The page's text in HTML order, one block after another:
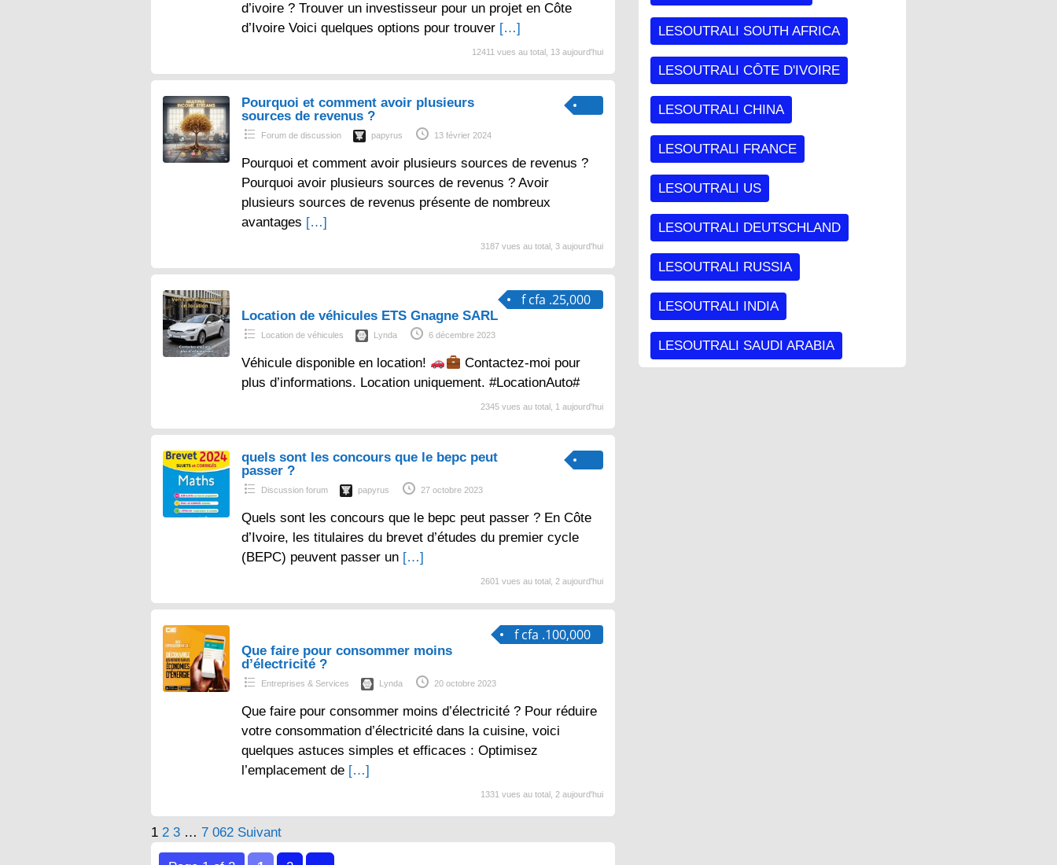
d’ivoire ? Trouver un investisseur pour un projet en Côte
d’Ivoire Voici quelques options pour trouver […]
12411 vues au total, 13 aujourd'hui
Pourquoi et comment avoir plusieurs
sources de revenus ?
Forum de discussion papyrus 13 février 2024
Pourquoi et comment avoir plusieurs sources de revenus ?
Pourquoi avoir plusieurs sources de revenus ? Avoir
plusieurs sources de revenus présente de nombreux
avantages […]
3187 vues au total, 3 aujourd'hui
f cfa .25,000
Location de véhicules ETS Gnagne SARL
Location de véhicules Lynda 6 décembre 2023
Véhicule disponible en location!
Contactez-moi pour
plus d’informations. Location uniquement. #LocationAuto#
2345 vues au total, 1 aujourd'hui
quels sont les concours que le bepc peut
passer ?
Discussion forum papyrus 27 octobre 2023
Quels sont les concours que le bepc peut passer ? En Côte
d’Ivoire, les titulaires du brevet d’études du premier cycle
(BEPC) peuvent passer un […]
2601 vues au total, 2 aujourd'hui
f cfa .100,000
Que faire pour consommer moins
d’électricité ?
Entreprises & Services Lynda 20 octobre 2023
Que faire pour consommer moins d’électricité ? Pour réduire
votre consommation d’électricité dans la cuisine, voici
quelques astuces simples et efficaces : Optimisez
l’emplacement de […]
1331 vues au total, 2 aujourd'hui
Pagination
1 2 3 … 7 062 Suivant
LESOUTRALI SOUTH AFRICA
LESOUTRALI CÔTE D'IVOIRE
LESOUTRALI CHINA
LESOUTRALI FRANCE
LESOUTRALI US
LESOUTRALI DEUTSCHLAND
LESOUTRALI RUSSIA
LESOUTRALI INDIA
LESOUTRALI SAUDI ARABIA